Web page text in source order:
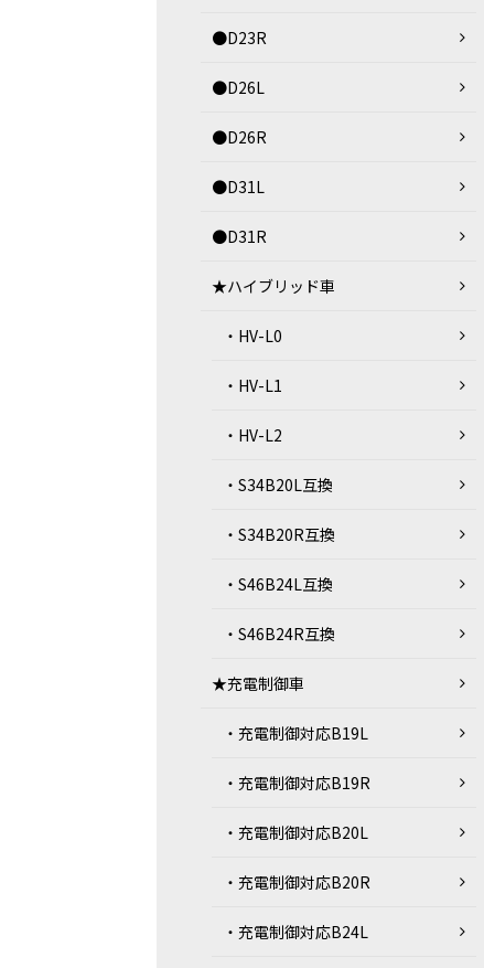
●D23R
●D26L
●D26R
●D31L
●D31R
★ハイブリッド車
・HV-L0
・HV-L1
・HV-L2
・S34B20L互換
・S34B20R互換
・S46B24L互換
・S46B24R互換
★充電制御車
・充電制御対応B19L
・充電制御対応B19R
・充電制御対応B20L
・充電制御対応B20R
・充電制御対応B24L